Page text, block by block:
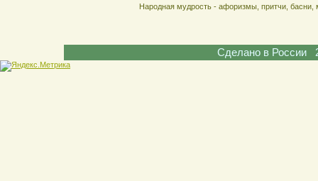
Народная мудрость - афоризмы, притчи,
Сделано в России